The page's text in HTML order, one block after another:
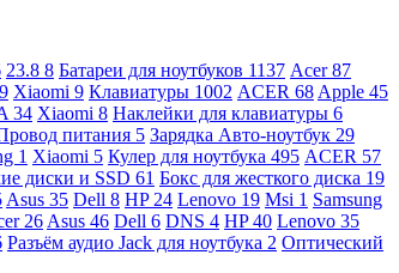
23.8 8 Батареи для ноутбуков 1137 Acer87
Xiaomi 9 Клавиатуры 1002 ACER 68 Apple 45
34 Xiaomi 8 Наклейки для клавиатуры 6
питания 5 Зарядка Авто-ноутбук 29
1 Xiaomi 5 Кулер для ноутбука 495 ACER 57
диски и SSD 61 Бокс для жесткого диска 19
Asus 35 Dell 8 HP 24 Lenovo 19 Msi 1 Samsung
26 Asus 46 Dell 6 DNS 4 HP40 Lenovo 35
Разъём аудио Jack для ноутбука 2 Оптический